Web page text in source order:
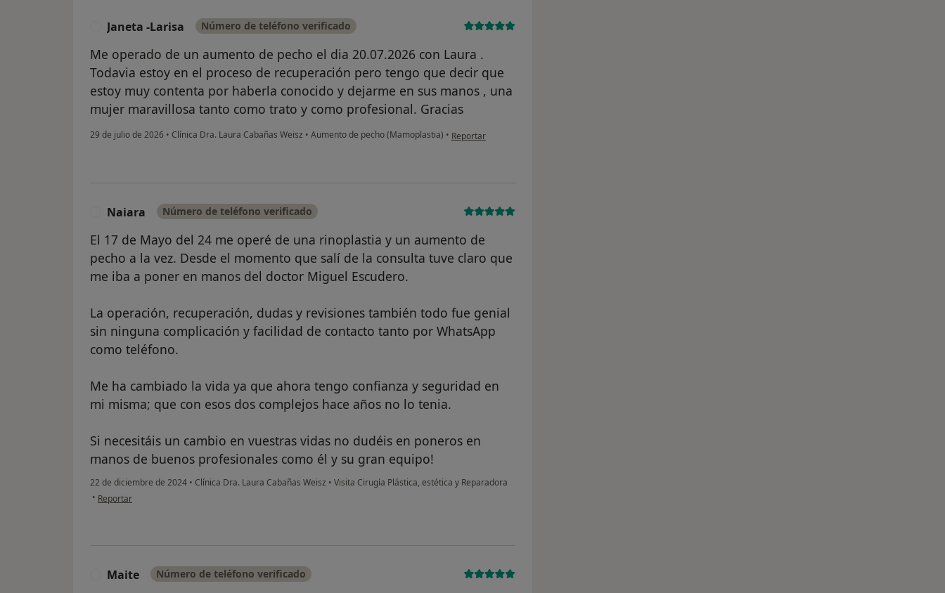
Janeta -Larisa Número de teléfono verificado
Me operado de un aumento de pecho el dia 20.07.2026 con Laura .
Todavia estoy en el proceso de recuperación pero tengo que decir que
estoy muy contenta por haberla conocido y dejarme en sus manos , una
mujer maravillosa tanto como trato y como profesional. Gracias
29 de julio de 2026 • Clínica Dra. Laura Cabañas Weisz • Aumento de pecho (Mamoplastia) • en opinión del usuario Janeta -Larisa
Reportar
Naiara Número de teléfono verificado
El 17 de Mayo del 24 me operé de una rinoplastia y un aumento de
pecho a la vez. Desde el momento que salí de la consulta tuve claro que
me iba a poner en manos del doctor Miguel Escudero.
La operación, recuperación, dudas y revisiones también todo fue genial
sin ninguna complicación y facilidad de contacto tanto por WhatsApp
como teléfono.
Me ha cambiado la vida ya que ahora tengo confianza y seguridad en
mi misma; que con esos dos complejos hace años no lo tenia.
Si necesitáis un cambio en vuestras vidas no dudéis en poneros en
manos de buenos profesionales como él y su gran equipo!
22 de diciembre de 2024 • Clínica Dra. Laura Cabañas Weisz • Visita Cirugía Plástica, estética y Reparadora
• en opinión del usuario Naiara
Reportar
Maite Número de teléfono verificado